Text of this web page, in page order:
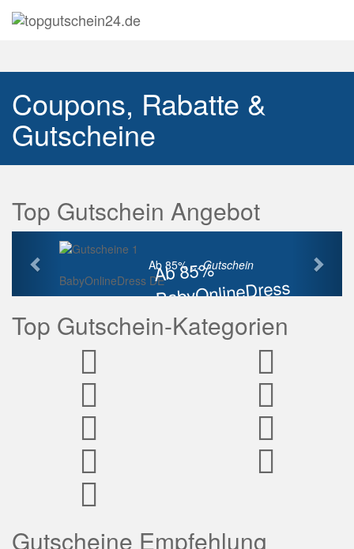
Coupons, Rabatte &
Gutscheine
Top Gutschein Angebot
Ab 85%
BabyOnlineDress
Rabatt
Ab 85% ...Gutschein
BabyOnlineDress DE
Vorherige
Top Gutschein-Kategorien
Gutscheine Empfehlung